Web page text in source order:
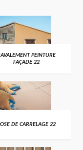
PEINTURE
FAÇADE 22
DE CARRELAGE 22